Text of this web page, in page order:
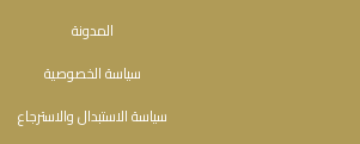
المدونة
سياسة الخصوصية
سياسة الاستبدال والاسترجاع